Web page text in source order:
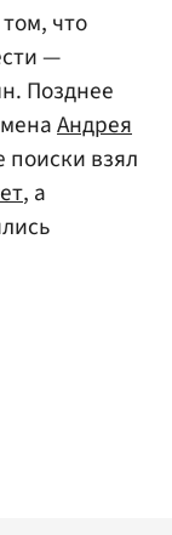
что
—
Позднее
Андрея
поиски взял
, а